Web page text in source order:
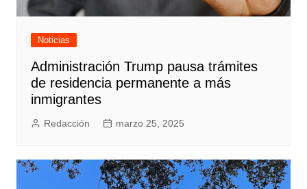
Noticias
Administración Trump pausa trámites
de residencia permanente a más
inmigrantes
Redacción marzo 25, 2025